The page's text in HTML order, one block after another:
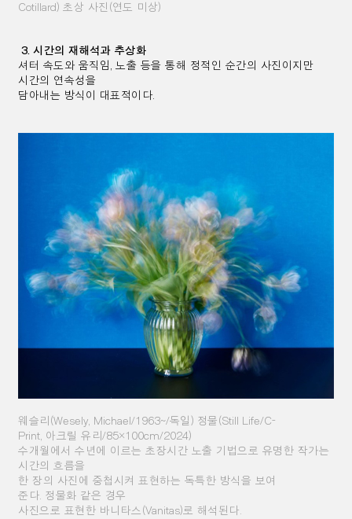
Cotillard) 초상 사진 (연도 미상)
3.시간의 재해석과 추상화
셔터 속도와 움직임
노출 등을 통해 정적인 순간의 사진이지만
시간의 연속성을
담아내는 방식이 대표적이다.
웨슬리 (Wesely, Michael/1963~/독일 ) 정물 (Still Life/C-
Print, 아크릴 유리/85×100cm/2024)
수개월에서 수년에 이르는 초장시간 노출 기법으로 유명한 작가는
시간의 흐름을
한 장의 사진에 중첩시켜 표현하는 독특한 방식을 보여
준다 정물화 같은 경우
사진으로 표현한 바니타스 (Vanitas) 로 해석된다